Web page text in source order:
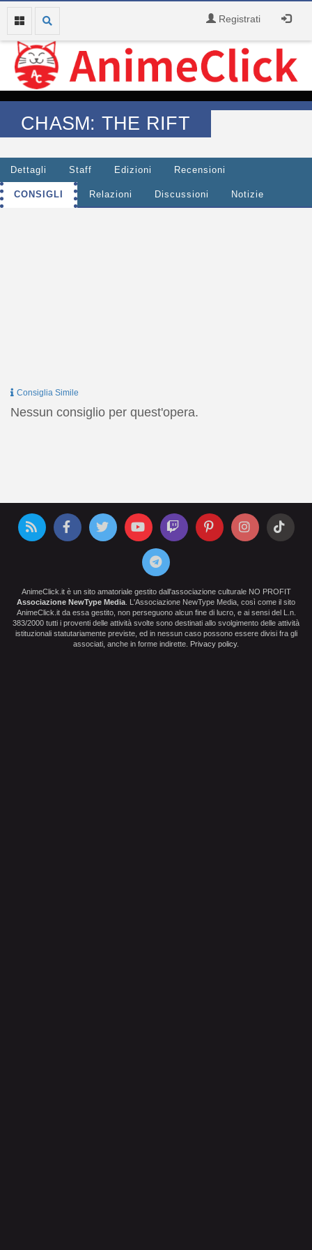
Registrati
CHASM: THE RIFT
Dettagli Staff Edizioni Recensioni
CONSIGLI Relazioni Discussioni Notizie
Consiglia Simile
Nessun consiglio per quest'opera.
AnimeClick.it è un sito amatoriale gestito dall'associazione culturale NO PROFIT
Associazione NewType Media . L'Associazione NewType Media, così come il sito
AnimeClick.it da essa gestito, non perseguono alcun fine di lucro, e ai sensi del L.n.
383/2000 tutti i proventi delle attività svolte sono destinati allo svolgimento delle attività
istituzionali statutariamente previste, ed in nessun caso possono essere divisi fra gli
associati, anche in forme indirette. Privacy policy.